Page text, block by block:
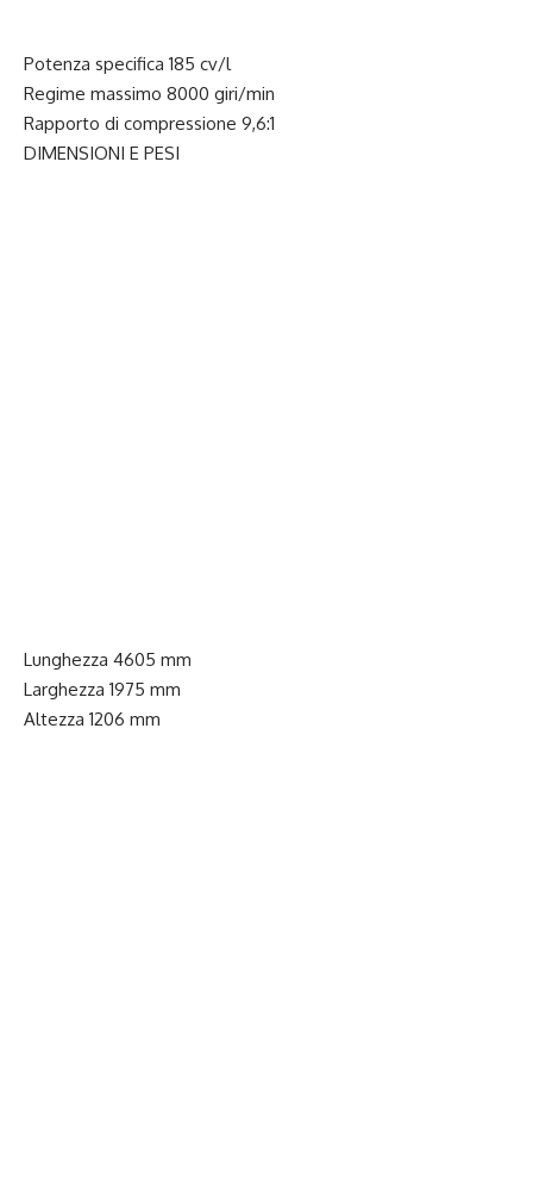
Potenza specifica 185 cv/l
Regime massimo 8000 giri/min
Rapporto di compressione 9,6:1
DIMENSIONI E PESI
Lunghezza 4605 mm
Larghezza 1975 mm
Altezza 1206 mm